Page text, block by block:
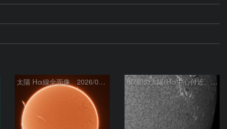
太陽 Hα線全面像 2026/08/07 8/7朝の太陽(Hα中心付近、4498、4502付近)